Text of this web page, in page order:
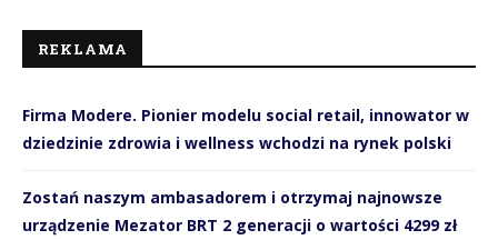
REKLAMA
Firma Modere. Pionier modelu social retail, innowator w
dziedzinie zdrowia i wellness wchodzi na rynek polski
Zostań naszym ambasadorem i otrzymaj najnowsze
urządzenie Mezator BRT 2 generacji o wartości 4299 zł